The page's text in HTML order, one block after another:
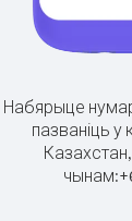
Набярыце
пазваніць у
чынам:+